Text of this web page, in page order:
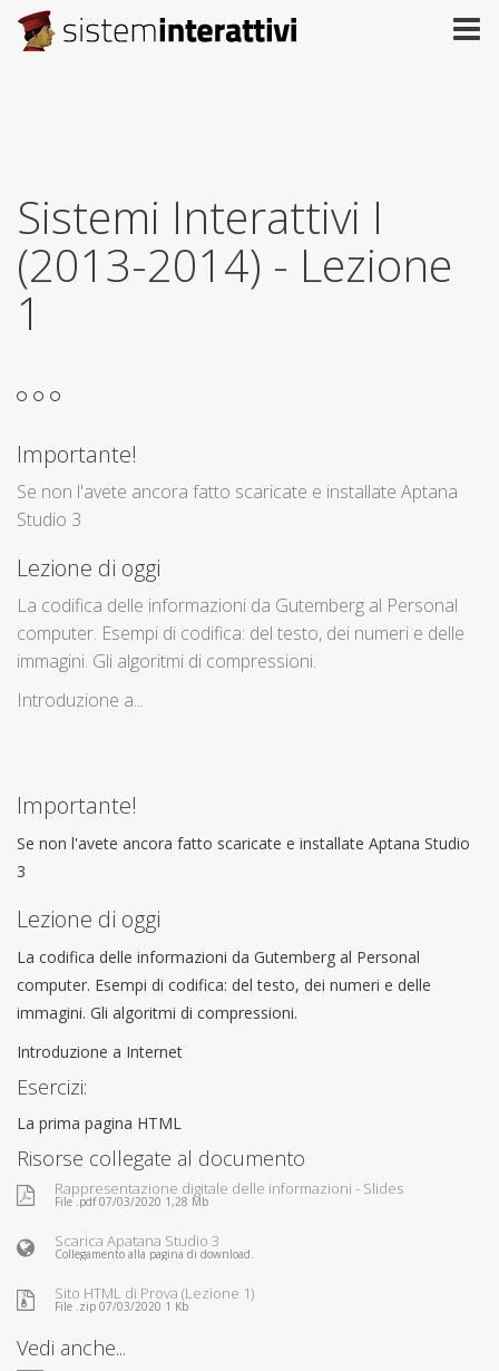
Sistemi Interattivi I
(2013-2014) - Lezione
1
Importante!
Se non l'avete ancora fatto scaricate e installate Aptana
Studio 3
Lezione di oggi
La codifica delle informazioni da Gutemberg al Personal
computer. Esempi di codifica: del testo, dei numeri e delle
immagini. Gli algoritmi di compressioni.
Introduzione a...
Importante!
Se non l'avete ancora fatto scaricate e installate Aptana Studio
3
Lezione di oggi
La codifica delle informazioni da Gutemberg al Personal
computer. Esempi di codifica: del testo, dei numeri e delle
immagini. Gli algoritmi di compressioni.
Introduzione a Internet
Esercizi:
La prima pagina HTML
Risorse collegate al documento
Rappresentazione digitale delle informazioni - Slides
File .pdf 07/03/2020 1,28 Mb
Scarica Apatana Studio 3
Collegamento alla pagina di download.
Sito HTML di Prova (Lezione 1)
File .zip 07/03/2020 1 Kb
Vedi anche...